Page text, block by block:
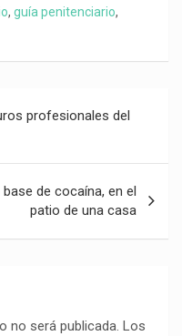
, guía penitenciario,
profesionales del
de cocaína, en el
patio de una casa
no será publicada. Los